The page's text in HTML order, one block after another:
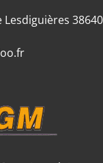
Lesdiguières